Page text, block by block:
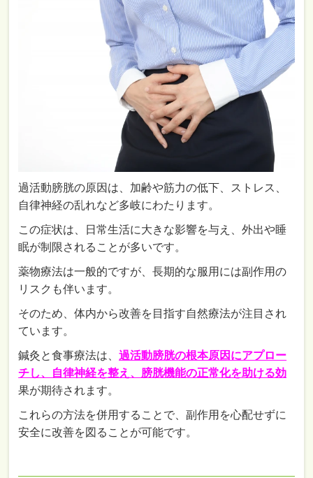
過活動膀胱の原因は、加齢や筋力の低下、ストレス、
自律神経の乱れなど多岐にわたります。
この症状は、日常生活に大きな影響を与え、外出や睡
眠が制限されることが多いです。
薬物療法は一般的ですが、長期的な服用には副作用の
リスクも伴います。
そのため、体内から改善を目指す自然療法が注目され
ています。
鍼灸と食事療法は、過活動膀胱の根本原因にアプロー
チし、自律神経を整え、膀胱機能の正常化を助ける効
果が期待されます。
これらの方法を併用することで、副作用を心配せずに
安全に改善を図ることが可能です。